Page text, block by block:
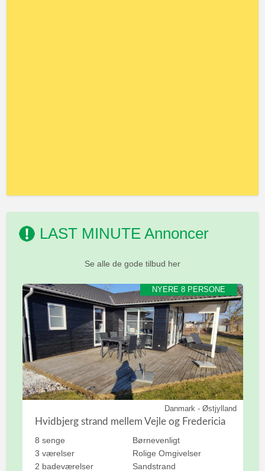
LAST MINUTE Annoncer
Se alle de gode tilbud her
NYERE 8 PERSONE
Danmark - Østjylland
Hvidbjerg strand mellem Vejle og Fredericia
8 senge
3 værelser
2 badeværelser
Børnevenligt
Rolige Omgivelser
Sandstrand